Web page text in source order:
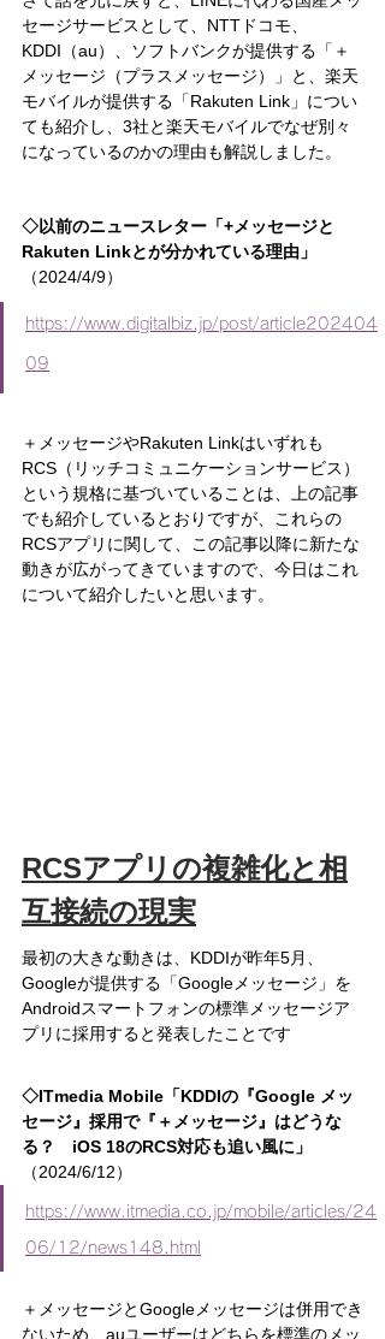
セージサービスとして、NTTドコモ、
KDDI（au）、ソフトバンクが提供する「＋
メッセージ（プラスメッセージ）」と、楽天
モバイルが提供する「Rakuten Link」につい
ても紹介し、3社と楽天モバイルでなぜ別々
になっているのかの理由も解説しました。
◇以前のニュースレター「+メッセージと
Rakuten Linkとが分かれている理由」
（2024/4/9）
https://www.digitalbiz.jp/post/article202404
09
＋メッセージやRakuten Linkはいずれも
RCS（リッチコミュニケーションサービス）
という規格に基づいていることは、上の記事
でも紹介しているとおりですが、これらの
RCSアプリに関して、この記事以降に新たな
動きが広がってきていますので、今日はこれ
について紹介したいと思います。
RCSアプリの複雑化と相
互接続の現実
最初の大きな動きは、KDDIが昨年5月、
Googleが提供する「Googleメッセージ」を
Androidスマートフォンの標準メッセージア
プリに採用すると発表したことです
◇ITmedia Mobile「KDDIの『Google メッ
セージ』採用で『＋メッセージ』はどうな
る？　iOS 18のRCS対応も追い風に」
（2024/6/12）
https://www.itmedia.co.jp/mobile/articles/24
06/12/news148.html
＋メッセージとGoogleメッセージは併用でき
ないため、auユーザーはどちらを標準のメッ